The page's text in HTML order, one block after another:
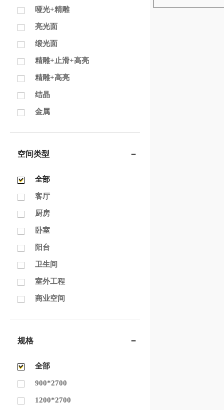
哑光+精雕
亮光面
缎光面
精雕+止滑+高亮
精雕+高亮
结晶
金属
空间类型
全部
客厅
厨房
卧室
阳台
卫生间
室外工程
商业空间
规格
全部
900*2700
1200*2700